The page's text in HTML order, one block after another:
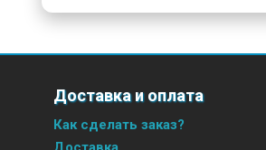
Доставка и оплата
Как сделать заказ?